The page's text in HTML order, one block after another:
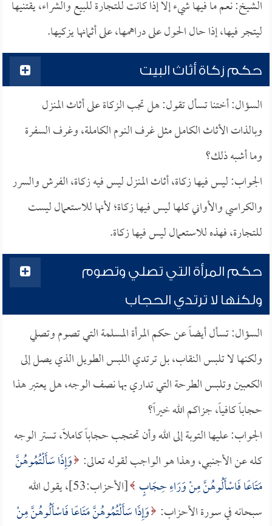
الشيخ: نعم ما فيها شيء إلا إذا كانت للتجارة للبيع والشراء، يقتنيها
ليتجر فيها، إذا حال الحول على دراهمها، على أثمانها يزكيها.
حكم زكاة أثاث البيت
السؤال: أختنا تسأل تقول: هل تجب الزكاة على أثاث المنزل
وبالذات الأثاث الكامل مثل غرف النوم الكاملة، وغرف السفرة
وما أشبه ذلك؟
الجواب: ليس فيها زكاة، أثاث المنزل ليس فيه زكاة، الفرش والسرر
والكراسي والأواني كلها ليس فيها زكاة؛ لأنها للاستعمال ليست
للتجارة، فهذه للاستعمال ليس فيها زكاة.
حكم المرأة التي تصلي وتصوم
ولكنها لا ترتدي الحجاب
السؤال: تسأل أيضاً عن حكم المرأة المسلمة التي تصوم وتصلي
ولكنها لا تلبس النقاب، بل ترتدي اللبس الطويل الذي يصل إلى
الكعبين وتلبس الطرحة التي تداري بها نصف الوجه، هل يعتبر هذا
حجاباً كافياً، جزاكم الله خيراً؟
الجواب: عليها التوبة إلى الله وأن تحتجب حجاباً كاملاً، تستر الوجه
كله عن الأجنبي، وهذا هو الواجب لقوله تعالى: وَإِذَا سَأَلْتُمُوهُنَّ
مَتَاعًا فَاسْأَلُوهُنَّ مِنْ وَرَاءِ حِجَابٍ
[الأحزاب:53]، يقول الله
سبحانه في سورة الأحزاب: وَإِذَا سَأَلْتُمُوهُنَّ مَتَاعًا فَاسْأَلُوهُنَّ مِنْ